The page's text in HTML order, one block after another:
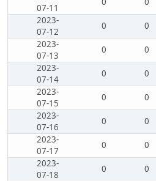
07-11
2023-
07-12
0 0
2023-
07-13
0 0
2023-
07-14
0 0
2023-
07-15
0 0
2023-
07-16
0 0
2023-
07-17
0 0
2023-
07-18
0 0